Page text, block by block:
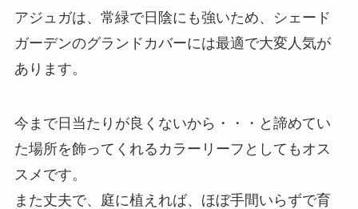
アジュガは、常緑で日陰にも強いため、シェード
ガーデンのグランドカバーには最適で大変人気が
あります。
今まで日当たりが良くないから・・・と諦めてい
た場所を飾ってくれるカラーリーフとしてもオス
スメです。
また丈夫で、庭に植えれば、ほぼ手間いらずで育